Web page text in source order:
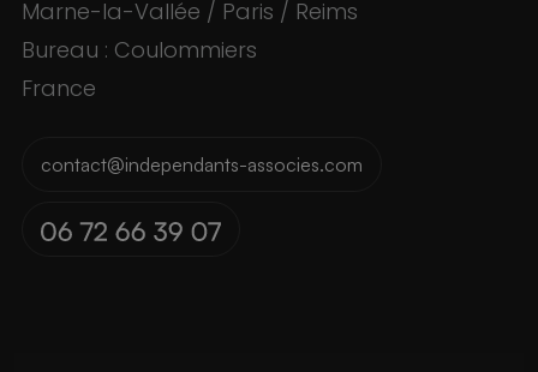
Marne-la-Vallée / Paris / Reims
Bureau : Coulommiers
France
contact@independants-associes.com